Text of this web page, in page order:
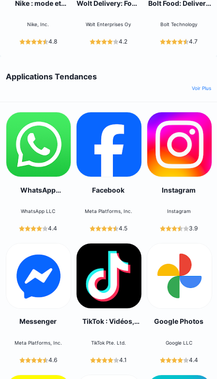
Nike : mode et
Nike, Inc.
4.8
Wolt Delivery: Food
Wolt Enterprises Oy
4.2
Bolt Food: Delivery
Bolt Technology
4.7
Applications Tendances
Voir Plus
WhatsApp
WhatsApp LLC
4.4
Facebook
Meta Platforms, Inc.
4.5
Instagram
Instagram
3.9
Messenger
Meta Platforms, Inc.
4.6
TikTok : Vidéos,
TikTok Pte. Ltd.
4.1
Google Photos
Google LLC
4.4